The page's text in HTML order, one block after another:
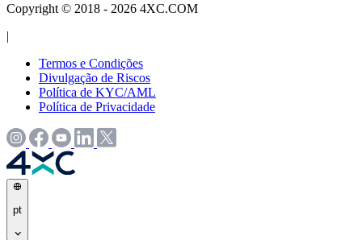
Copyright © 2018 - 2026 4XC.COM
|
Termos e Condições
Divulgação de Riscos
Política de KYC/AML
Política de Privacidade
pt